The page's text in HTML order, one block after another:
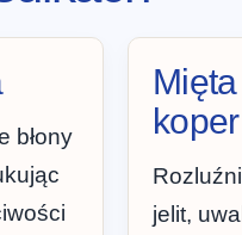
błony
koper
jelit,